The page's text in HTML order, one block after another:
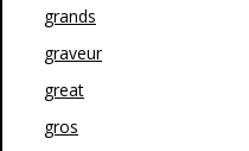
grands
graveur
great
gros